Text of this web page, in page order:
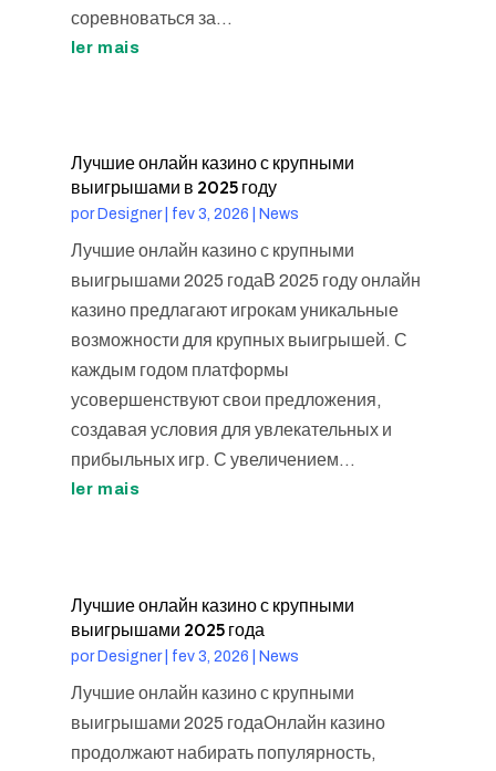
соревноваться за...
ler mais
Лучшие онлайн казино с крупными
выигрышами в 2025 году
por Designer| fev 3, 2026 News
Лучшие онлайн казино с крупными
выигрышами 2025 годаВ 2025 году онлайн
казино предлагают игрокам уникальные
возможности для крупных выигрышей. С
каждым годом платформы
усовершенствуют свои предложения,
создавая условия для увлекательных и
прибыльных игр. С увеличением...
ler mais
Лучшие онлайн казино с крупными
выигрышами 2025 года
porDesigner| fev 3, 2026 News
Лучшие онлайн казино с крупными
выигрышами 2025 годаОнлайн казино
продолжают набирать популярность,